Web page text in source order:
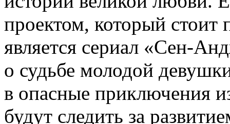
проектом, который стоит
является сериал «Сен-
о судьбе молодой
в опасные приключения
будут следить за